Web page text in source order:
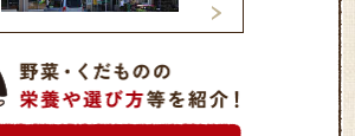
グル米四季菜館 筑縄店